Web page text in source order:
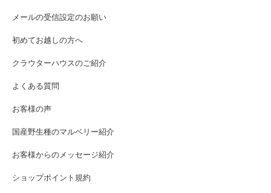
メールの受信設定のお願い
初めてお越しの方へ
クラウターハウスのご紹介
よくある質問
お客様の声
国産野生種のマルベリー紹介
お客様からのメッセージ紹介
ショップポイント規約